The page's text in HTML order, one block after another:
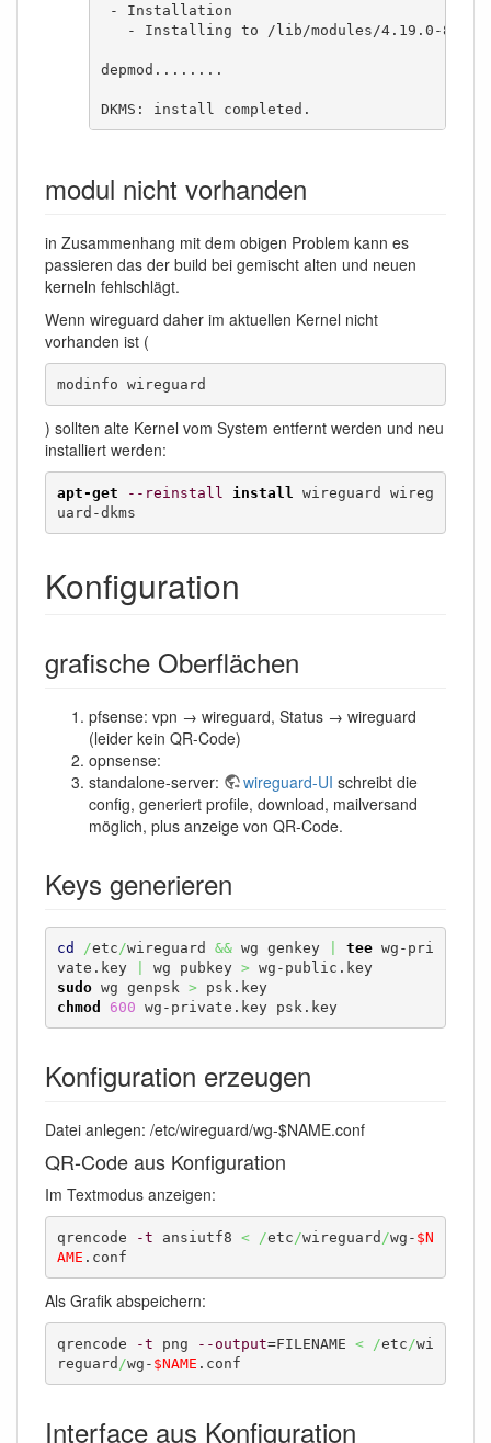
- Installation
- Installing to /lib/modules/4.19.0-8-
depmod........
DKMS: install completed.
modul nicht vorhanden
in Zusammenhang mit dem obigen Problem kann es
passieren das der build bei gemischt alten und neuen
kerneln fehlschlägt.
Wenn wireguard daher im aktuellen Kernel nicht
vorhanden ist (
modinfo wireguard
) sollten alte Kernel vom System entfernt werden und neu
installiert werden:
apt-get --reinstall install
wireguard wireg
uard-dkms
Konfiguration
grafische Oberflächen
pfsense: vpn → wireguard, Status → wireguard
(leider kein QR-Code)
opnsense:
standalone-server:
wireguard-UI schreibt die
config, generiert profile, download, mailversand
möglich, plus anzeige von QR-Code.
Keys generieren
cd /etc /wireguard && wg genkey tee wg-pri
vate.key
wg pubkey >
wg-public.key
sudo wg genpsk >
psk.key
chmod
600 wg-private.key psk.key
Konfiguration erzeugen
Datei anlegen: /etc/wireguard/wg-$NAME.conf
QR-Code aus Konfiguration
Im Textmodus anzeigen:
qrencode -t ansiutf8 < /etc /wireguard /wg- $N
AME .conf
Als Grafik abspeichern:
qrencode -t png --output=FILENAME < /etc /wi
reguard /wg- $NAME .conf
Interface aus Konfiguration